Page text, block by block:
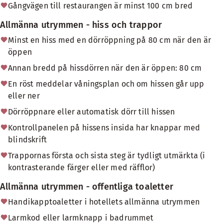
Gångvägen till restaurangen är minst 100 cm bred
Allmänna utrymmen - hiss och trappor
Minst en hiss med en dörröppning på 80 cm när den är
öppen
Annan bredd på hissdörren när den är öppen: 80 cm
En röst meddelar våningsplan och om hissen går upp
eller ner
Dörröppnare eller automatisk dörr till hissen
Kontrollpanelen på hissens insida har knappar med
blindskrift
Trappornas första och sista steg är tydligt utmärkta (i
kontrasterande färger eller med räfflor)
Allmänna utrymmen - offentliga toaletter
Handikapptoaletter i hotellets allmänna utrymmen
Larmkod eller larmknapp i badrummet